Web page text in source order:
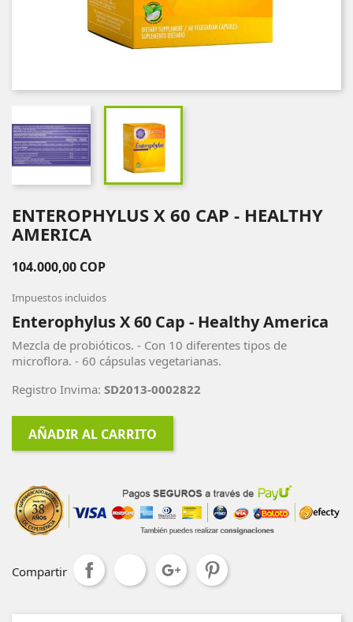
ENTEROPHYLUS X 60 CAP - HEALTHY
AMERICA
104.000,00 COP
Impuestos incluidos
Enterophylus X 60 Cap - Healthy America
Mezcla de probióticos. - Con 10 diferentes tipos de
microflora. - 60 cápsulas vegetarianas.
Registro Invima: SD2013-0002822
AÑADIR AL CARRITO
Compartir